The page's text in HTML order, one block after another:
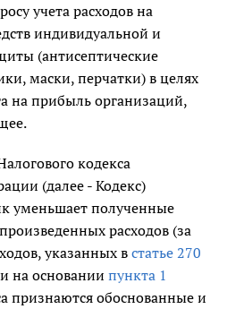
учета расходов на
индивидуальной и
(антисептические
маски, перчатки) в целях
на прибыль организаций,
кодекса
(далее - Кодекс)
уменьшает полученные
расходов (за
указанных в статье 270
на основании пункта 1
признаются обоснованные и